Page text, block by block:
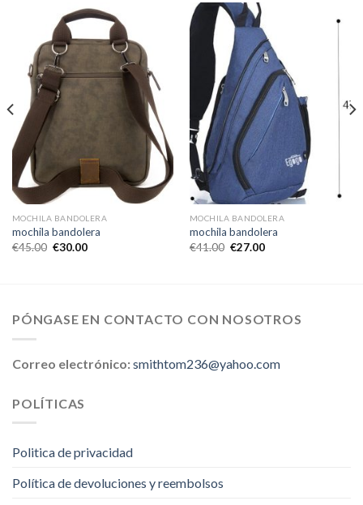
MOCHILA BANDOLERA
mochila bandolera
€45.00 €30.00
MOCHILA BANDOLERA
mochila bandolera
€41.00 €27.00
PÓNGASE EN CONTACTO CON NOSOTROS
Correo electrónico:smithtom236@yahoo.com
POLÍTICAS
Politica de privacidad
Política de devoluciones y reembolsos